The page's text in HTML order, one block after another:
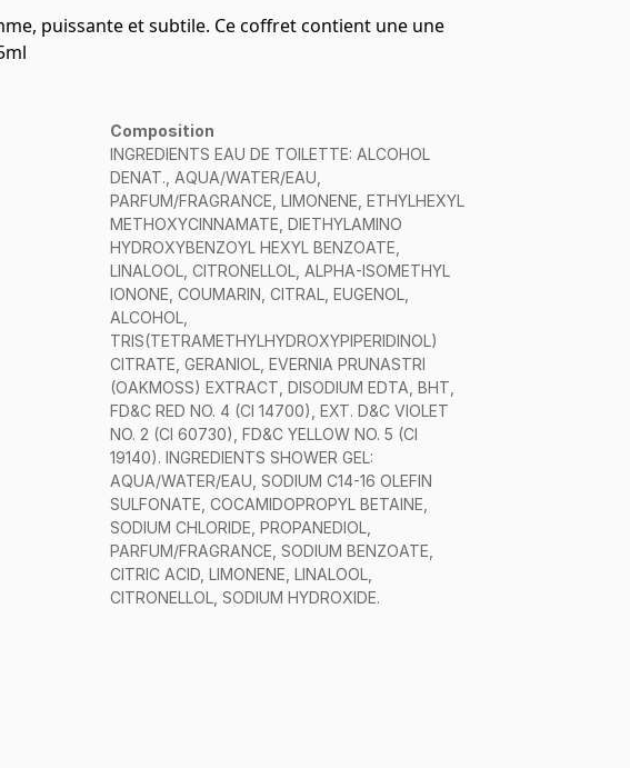
puissante et subtile. Ce coffret contient une une
Composition
INGREDIENTS EAU DE TOILETTE: ALCOHOL
DENAT., AQUA/WATER/EAU,
PARFUM/FRAGRANCE, LIMONENE, ETHYLHEXYL
METHOXYCINNAMATE, DIETHYLAMINO
HYDROXYBENZOYL HEXYL BENZOATE,
LINALOOL, CITRONELLOL, ALPHA-ISOMETHYL
IONONE, COUMARIN, CITRAL, EUGENOL,
ALCOHOL,
TRIS(TETRAMETHYLHYDROXYPIPERIDINOL)
CITRATE, GERANIOL, EVERNIA PRUNASTRI
(OAKMOSS) EXTRACT, DISODIUM EDTA, BHT,
FD&C RED NO. 4 (CI 14700), EXT. D&C VIOLET
NO. 2 (CI 60730), FD&C YELLOW NO. 5 (CI
19140). INGREDIENTS SHOWER GEL:
AQUA/WATER/EAU, SODIUM C14-16 OLEFIN
SULFONATE, COCAMIDOPROPYL BETAINE,
SODIUM CHLORIDE, PROPANEDIOL,
PARFUM/FRAGRANCE, SODIUM BENZOATE,
CITRIC ACID, LIMONENE, LINALOOL,
CITRONELLOL, SODIUM HYDROXIDE.